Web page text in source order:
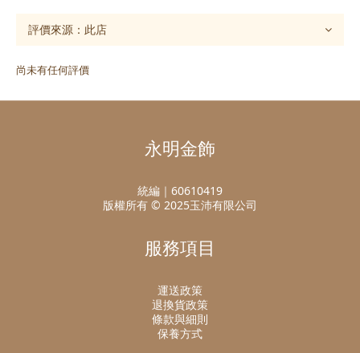
尚未有任何評價
永明金飾
統編｜60610419
版權所有 © 2025玉沛有限公司
服務項目
運送政策
退換貨政策
條款與細則
保養方式